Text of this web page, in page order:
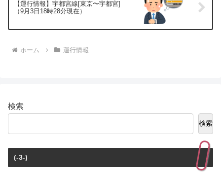
【運行情報】宇都宮線[東京〜宇都宮]
（9月3日18時28分現在）
ホーム 運行情報
検索
検索
(-3-)